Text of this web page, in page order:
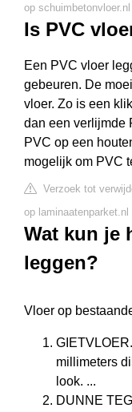
op schuimbetonvloer.nl
Is PVC
Een PVC vloer
gebeuren. De
vloer. Zo is een
dan een verlijmde
PVC op een
mogelijk om PVC
Verzoek tot
op laminaatenparket.nl
Wat kun je
leggen?
Vloer op
millimeters
look. ...
DUNNE